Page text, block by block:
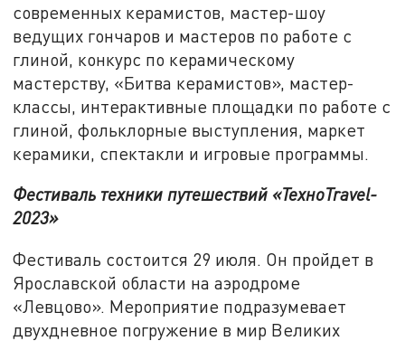
современных керамистов, мастер-шоу
ведущих гончаров и мастеров по работе с
глиной, конкурс по керамическому
мастерству, «Битва керамистов», мастер-
классы, интерактивные площадки по работе с
глиной, фольклорные выступления, маркет
керамики, спектакли и игровые программы.
Фестиваль техники путешествий «ТехноTravel-
2023»
Фестиваль состоится 29 июля. Он пройдет в
Ярославской области на аэродроме
«Левцово». Мероприятие подразумевает
двухдневное погружение в мир Великих